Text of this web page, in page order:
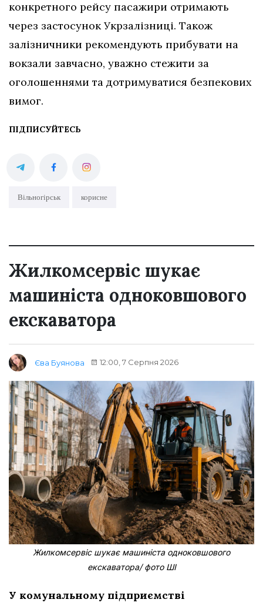
конкретного рейсу пасажири отримають
через застосунок Укрзалізниці. Також
залізничники рекомендують прибувати на
вокзали завчасно, уважно стежити за
оголошеннями та дотримуватися безпекових
вимог.
ПІДПИСУЙТЕСЬ
Вільногірськ корисне
Жилкомсервіс шукає
машиніста одноковшового
екскаватора
Єва Буянова 12:00, 7 Серпня 2026
Жилкомсервіс шукає машиніста одноковшового
екскаватора/ фото ШІ
У комунальному підприємстві